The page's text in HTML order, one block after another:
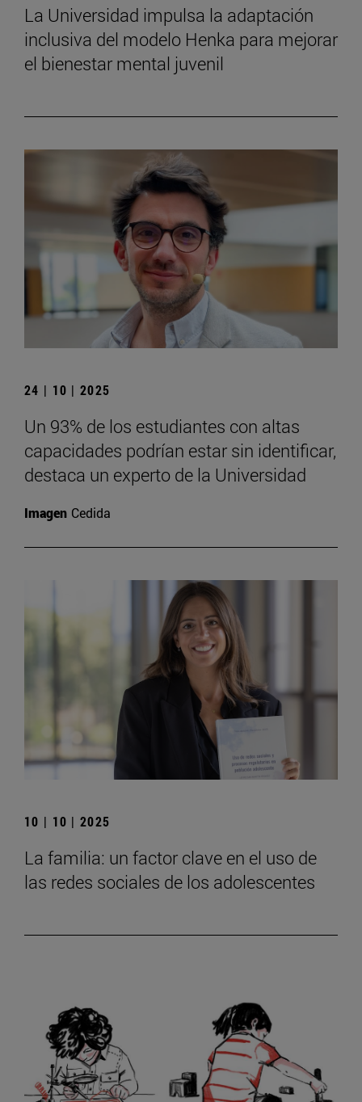
La Universidad impulsa la adaptación
inclusiva del modelo Henka para mejorar
el bienestar mental juvenil
24 | 10 | 2025
Un 93% de los estudiantes con altas
capacidades podrían estar sin identificar,
destaca un experto de la Universidad
Imagen Cedida
10 | 10 | 2025
La familia: un factor clave en el uso de
las redes sociales de los adolescentes